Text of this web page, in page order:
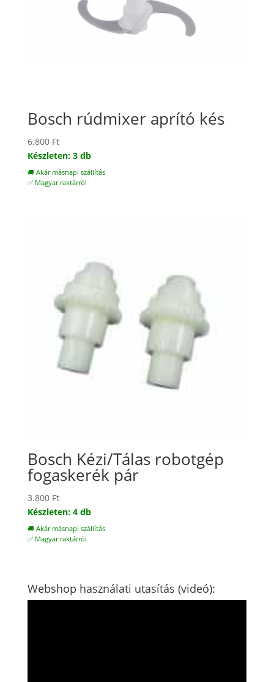
Bosch rúdmixer aprító kés
6.800 Ft
Készleten: 3 db
🚚 Akár másnapi szállítás
✅ Magyar raktárról
Bosch Kézi/Tálas robotgép
fogaskerék pár
3.800 Ft
Készleten: 4 db
🚚 Akár másnapi szállítás
✅ Magyar raktárról
Webshop használati utasítás (videó):